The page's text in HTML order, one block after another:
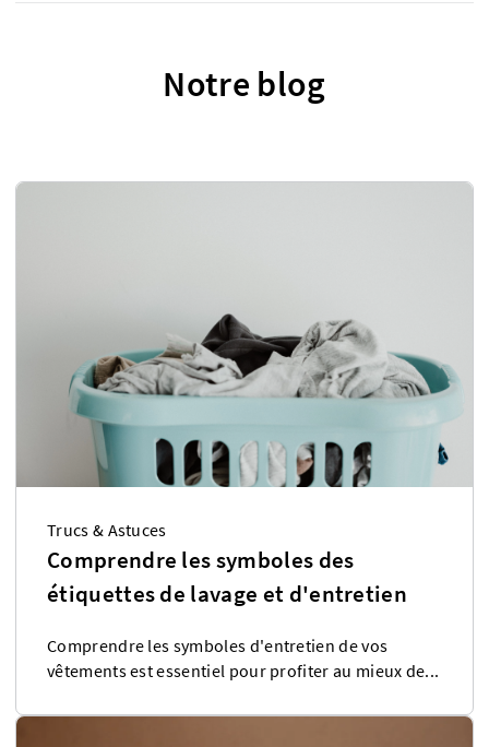
Notre blog
Trucs & Astuces
Comprendre les symboles des
étiquettes de lavage et d'entretien
Comprendre les symboles d'entretien de vos
vêtements est essentiel pour profiter au mieux de...